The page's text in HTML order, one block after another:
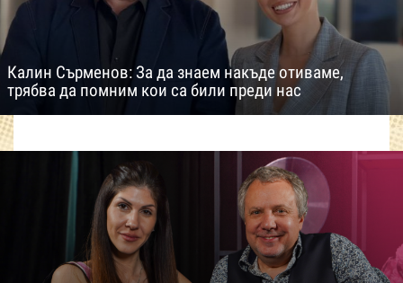
Калин Сърменов: За да знаем накъде отиваме,
трябва да помним кои са били преди нас